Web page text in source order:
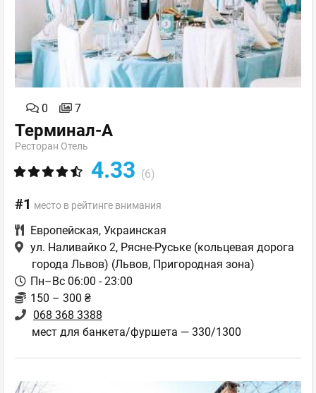
0 7
Терминал-А
Ресторан Отель
4.33 (6)
#1 место в рейтинге внимания
Европейская, Украинская
ул. Наливайко 2, Рясне-Руське (кольцевая дорога
города Львов) (Львов, Пригородная зона)
Пн–Вс 06:00 - 23:00
150 – 300 ₴
068 368 3388
мест для банкета/фуршета — 330/1300